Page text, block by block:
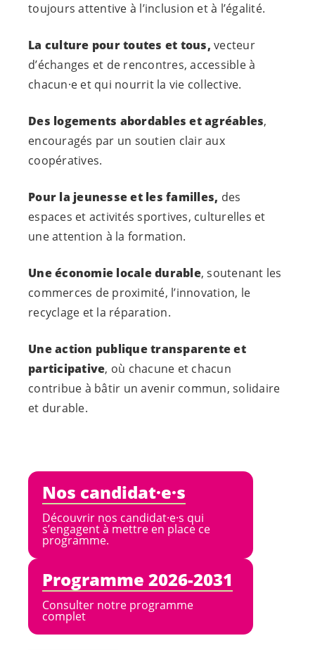
toujours attentive à l’inclusion et à l’égalité.
La culture pour toutes et tous, vecteur
d’échanges et de rencontres, accessible à
chacun·e et qui nourrit la vie collective.
Des logements abordables et agréables,
encouragés par un soutien clair aux
coopératives.
Pour la jeunesseet les familles, des
espaces et activités sportives, culturelles et
une attention à la formation.
Une économie locale durable, soutenant les
commerces de proximité, l’innovation, le
recyclage et la réparation.
Une action publique transparente et
participative, où chacune et chacun
contribue à bâtir un avenir commun, solidaire
et durable.
Nos candidat·e·s
Découvrir nos candidat·e·s qui
s’engagent à mettre en place ce
programme.
Programme 2026-2031
Consulter notre programme
complet